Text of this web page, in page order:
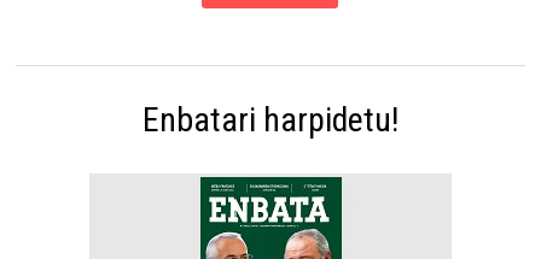
Enbatari harpidetu!